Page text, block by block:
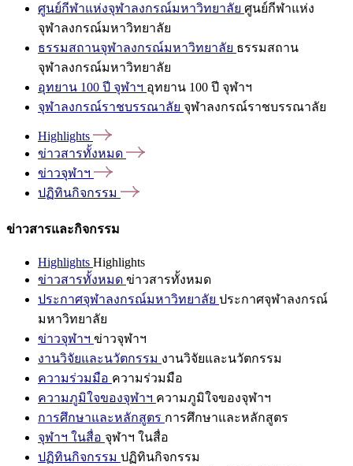
ศูนย์กีฬาแห่งจุฬาลงกรณ์มหาวิทยาลัย ศูนย์กีฬาแห่ง
จุฬาลงกรณ์มหาวิทยาลัย
ธรรมสถานจุฬาลงกรณ์มหาวิทยาลัย ธรรมสถาน
จุฬาลงกรณ์มหาวิทยาลัย
อุทยาน 100 ปี จุฬาฯ อุทยาน 100 ปี จุฬาฯ
จุฬาลงกรณ์ราชบรรณาลัย จุฬาลงกรณ์ราชบรรณาลัย
Highlights
ข่าวสารทั้งหมด
ข่าวจุฬาฯ
ปฏิทินกิจกรรม
ข่าวสารและกิจกรรม
Highlights Highlights
ข่าวสารทั้งหมด ข่าวสารทั้งหมด
ประกาศจุฬาลงกรณ์มหาวิทยาลัย ประกาศจุฬาลงกรณ์
มหาวิทยาลัย
ข่าวจุฬาฯ ข่าวจุฬาฯ
งานวิจัยและนวัตกรรม งานวิจัยและนวัตกรรม
ความร่วมมือ ความร่วมมือ
ความภูมิใจของจุฬาฯ ความภูมิใจของจุฬาฯ
การศึกษาและหลักสูตร การศึกษาและหลักสูตร
จุฬาฯ ในสื่อ จุฬาฯ ในสื่อ
ปฏิทินกิจกรรม ปฏิทินกิจกรรม